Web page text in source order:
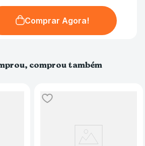
Comprar Agora!
comprou também